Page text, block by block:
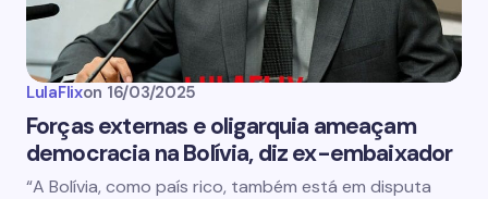
LulaFlixon 16/03/2025
Forças externas e oligarquia ameaçam
democracia na Bolívia, diz ex-embaixador
“A Bolívia, como país rico, também está em disputa